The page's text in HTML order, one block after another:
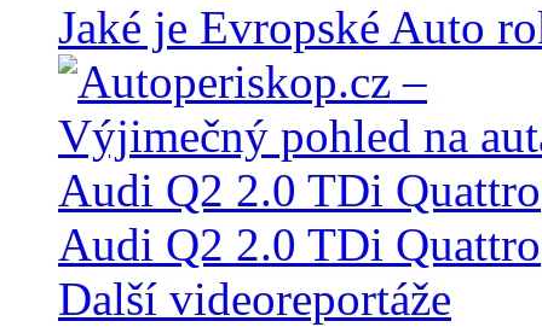
Jaké je Evropské Auto
Audi Q2 2.0 TDi Quattro
Další videoreportáže